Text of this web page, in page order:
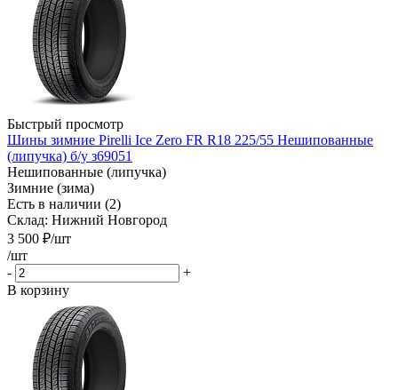
Быстрый просмотр
Шины зимние Pirelli Ice Zero FR R18 225/55 Нешипованные
(липучка) б/у з69051
Нешипованные (липучка)
Зимние (зима)
Есть в наличии (2)
Склад: Нижний Новгород
3 500 ₽/шт
/шт
-
+
В корзину